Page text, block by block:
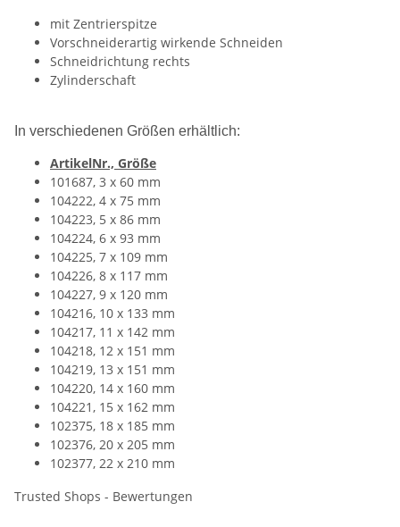
mit Zentrierspitze
Vorschneiderartig wirkende Schneiden
Schneidrichtung rechts
Zylinderschaft
In verschiedenen Größen erhältlich:
ArtikelNr., Größe
101687, 3 x 60 mm
104222, 4 x 75 mm
104223, 5 x 86 mm
104224, 6 x 93 mm
104225, 7 x 109 mm
104226, 8 x 117 mm
104227, 9 x 120 mm
104216, 10 x 133 mm
104217, 11 x 142 mm
104218, 12 x 151 mm
104219, 13 x 151 mm
104220, 14 x 160 mm
104221, 15 x 162 mm
102375, 18 x 185 mm
102376, 20 x 205 mm
102377, 22 x 210 mm
Trusted Shops - Bewertungen